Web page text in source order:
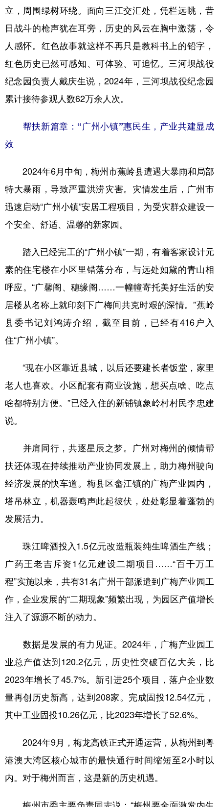
立，周围绿树环绕。面向三江交汇处，凭栏远眺，昔
日战斗的枪声犹在耳旁，历史的风云在胸中激荡，令
人感怀。红色故事就这样不再只是教科书上的铅字，
红色历史已然可感知、可体验、可追忆。三河坝战役
纪念园负责人戴庆生说，2024年，三河坝战役纪念园
累计接待参观人数62万余人次。
帮扶新篇章：“广州小镇”惠民生，产业共建显成
效
2024年6月中旬，梅州市蕉岭县遭遇大暴雨和局部
特大暴雨，导致严重洪涝灾害。灾情发生后，广州市
迅速启动“广州小镇”安居工程项目，为受灾群众建设一
个安全、舒适、温馨的新家园。
踏入已经完工的“广州小镇”一期，有着客家设计元
素的住宅楼在小区里错落分布，与远处如黛的青山相
呼应。“广馨阁、穗缘阁……一幢幢寄托美好生活的安
居楼从名称上就印刻下广梅间共克时艰的深情。”蕉岭
县委书记刘鸿涛介绍，截至目前，已经有416户入
住“广州小镇”。
“现在小区靠近县城，以后还要建长者饭堂，家里
老人也喜欢。小区配套有商业设施，想买点啥、吃点
啥都特别方便。”已经入住的新铺镇象岭村村民李忠建
说。
并肩同行，共逐星辰之梦。广州对梅州的倾情帮
扶还体现在持续推动产业协同发展上，助力梅州驶向
经济发展的快车道。梅县区畲江镇的广梅产业园内，
塔吊林立，机器轰鸣声此起彼伏，处处彰显着蓬勃的
发展活力。
珠江啤酒投入1.5亿元改造瓶装纯生啤酒生产线；
广药王老吉斥资1亿元建设二期项目……“百千万工
程”实施以来，共有31名广州干部派遣到广梅产业园工
作，企业发展的“二期现象”频繁出现，为园区产值增长
注入了源源不断的动力。
数据是发展的有力见证。2024年，广梅产业园工
业总产值达到120.2亿元，历史性突破百亿大关，比
2023年增长了45.7%。新引进25个项目，落户企业数
量再创历史新高，达到208家。完成固投12.54亿元，
其中工业固投10.26亿元，比2023年增长了52.6%。
2024年9月，梅龙高铁正式开通运营，从梅州到粤
港澳大湾区核心城市的最快通行时间缩短至2小时以
内。对于梅州而言，这是新的历史机遇。
梅州市委主要负责同志说：“梅州要全面激发内生